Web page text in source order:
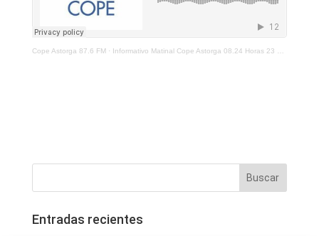
Cope Astorga 87.6 FM· Informativo Matinal Cope Astorga 08.24 Horas 23 De Junio 2021
Entradas recientes